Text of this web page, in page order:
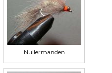
Nullermanden